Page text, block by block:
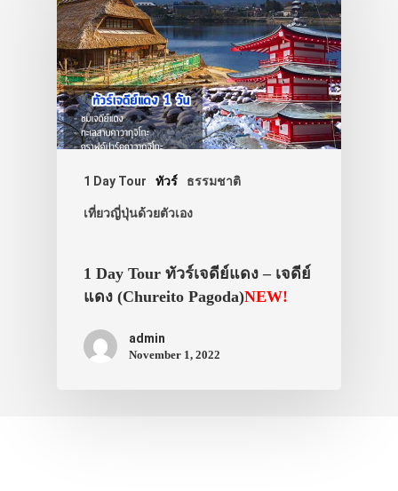
1 Day Tour ทัวร์ ธรรมชาติ
เที่ยวญี่ปุ่นด้วยตัวเอง
1 Day Tour ทัวร์เจดีย์แดง – เจดีย์
แดง (Chureito Pagoda)NEW!
admin
November 1, 2022